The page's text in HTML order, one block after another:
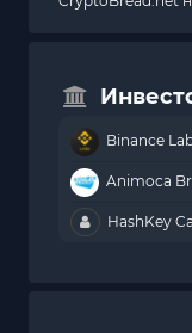
Binance
Animoca
HashKey